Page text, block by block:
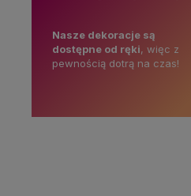
Nasze dekoracje są
dostępne od ręki, więc z
pewnością dotrą na czas!